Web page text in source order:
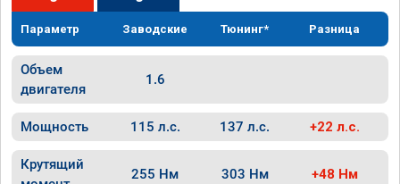
Параметр Заводские Тюнинг* Разница
Объем
двигателя
1.6
Мощность 115 л.с. 137 л.с. +22 л.с.
Крутящий
255 Нм 303 Нм +48 Нм